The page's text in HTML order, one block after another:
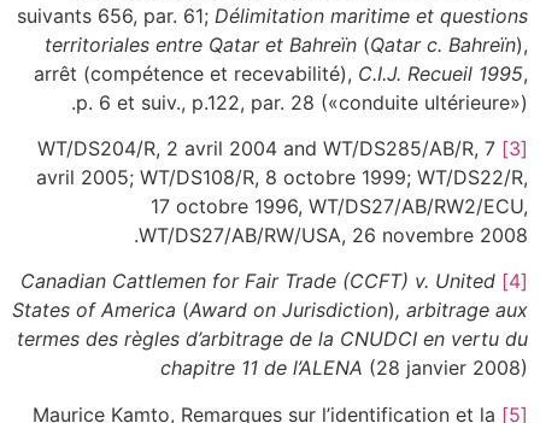
suivants 656, par. 61; Délimitation maritime et questions
territoriales entre Qatar et Bahreïn (Qatar c. Bahreïn),
arrêt (compétence et recevabilité), C.I.J. Recueil 1995,
p. 6 et suiv., p.122, par. 28 («conduite ultérieure»).
[3]
WT/DS204/R, 2 avril 2004 and WT/DS285/AB/R, 7
avril 2005; WT/DS108/R, 8 octobre 1999; WT/DS22/R,
17 octobre 1996, WT/DS27/AB/RW2/ECU,
WT/DS27/AB/RW/USA, 26 novembre 2008.
[4]
Canadian Cattlemen for Fair Trade (CCFT) v. United
States of America (Award on Jurisdiction), arbitrage aux
termes des règles d’arbitrage de la CNUDCI en vertu du
chapitre 11 de l’ALENA (28 janvier 2008)
[5]
Maurice Kamto, Remarques sur l’identification et la